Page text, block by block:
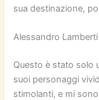
sua destinazione,
Alessandro
Questo è stato solo
suoi personaggi
stimolanti, e mi